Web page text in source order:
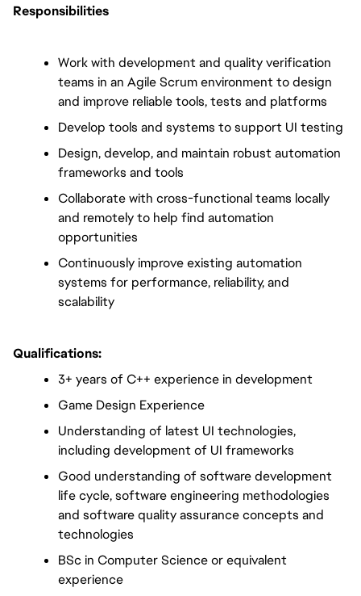
Responsibilities
Work with development and quality verification
teams in an Agile Scrum environment to design
and improve reliable tools, tests and platforms
Develop tools and systems to support UI testing
Design, develop, and maintain robust automation
frameworks and tools
Collaborate with cross-functional teams locally
and remotely to help find automation
opportunities
Continuously improve existing automation
systems for performance, reliability, and
scalability
Qualifications:
3+ years of C++ experience in development
Game Design Experience
Understanding of latest UI technologies,
including development of UI frameworks
Good understanding of software development
life cycle, software engineering methodologies
and software quality assurance concepts and
technologies
BSc in Computer Science or equivalent
experience